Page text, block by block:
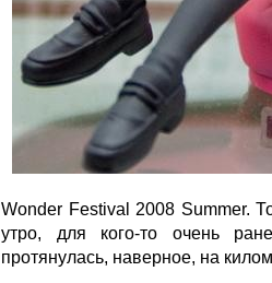
Wonder Festival 2008 Summer.
утро, для кого-то очень
протянулась, наверное, на